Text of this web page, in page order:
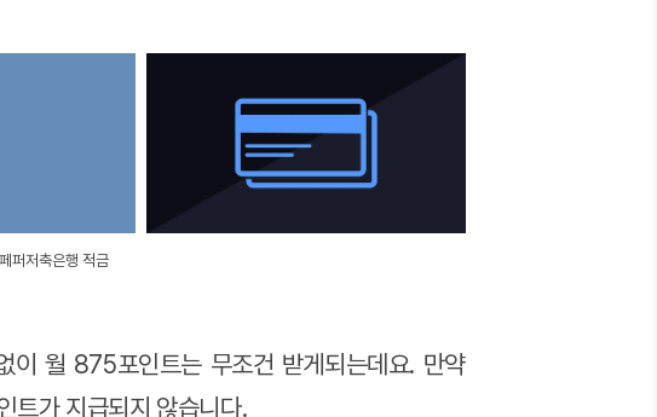
퍼저축은행 적금
이 월 875포인트는 무조건 받게되는데요. 만약
트가 지급되지 않습니다.